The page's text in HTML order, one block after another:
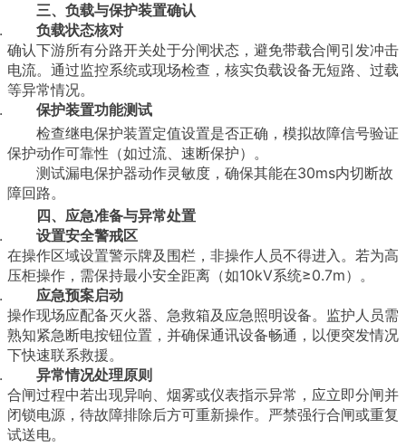
三、负载与保护装置确认
负载状态核对
确认下游所有分路开关处于分闸状态，避免带载合闸引发冲击
电流。通过监控系统或现场检查，核实负载设备无短路、过载
等异常情况。
保护装置功能测试
检查继电保护装置定值设置是否正确，模拟故障信号验证
保护动作可靠性（如过流、速断保护）。
测试漏电保护器动作灵敏度，确保其能在30ms内切断故
障回路。
四、应急准备与异常处置
设置安全警戒区
在操作区域设置警示牌及围栏，非操作人员不得进入。若为高
压柜操作，需保持最小安全距离（如10kV系统≥0.7m）。
应急预案启动
操作现场应配备灭火器、急救箱及应急照明设备。监护人员需
熟知紧急断电按钮位置，并确保通讯设备畅通，以便突发情况
下快速联系救援。
异常情况处理原则
合闸过程中若出现异响、烟雾或仪表指示异常，应立即分闸并
闭锁电源，待故障排除后方可重新操作。严禁强行合闸或重复
试送电。